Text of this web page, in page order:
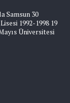
Samsun 30
1992-1998 19
Üniversitesi